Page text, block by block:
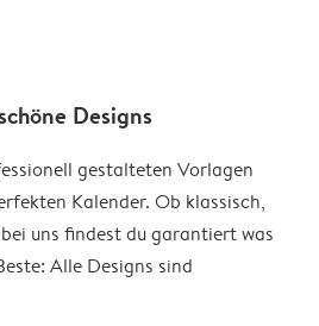
Designs
gestalteten Vorlagen
Kalender. Ob klassisch,
uns findest du garantiert was
Alle Designs sind